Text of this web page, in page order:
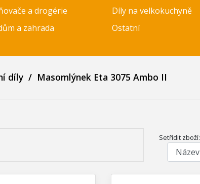
a drogérie
Díly na velkokuchyně
a zahrada
Ostatní
díly/ Masomlýnek Eta 3075 Ambo II
Setřídit zboží: